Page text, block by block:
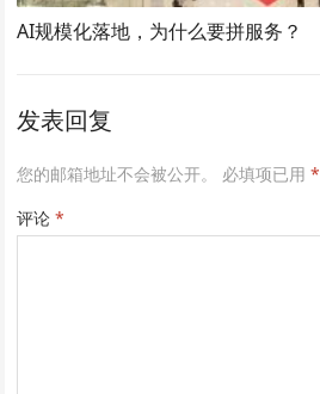
AI规模化落地，为什么要拼服务？
发表回复
您的邮箱地址不会被公开。 必填项已用*
评论*